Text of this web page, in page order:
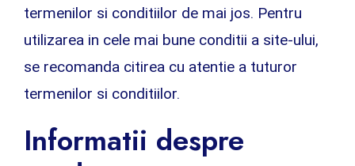
termenilor si conditiilor de mai jos. Pentru
utilizarea in cele mai bune conditii a site-ului,
se recomanda citirea cu atentie a tuturor
termenilor si conditiilor.
Informatii despre